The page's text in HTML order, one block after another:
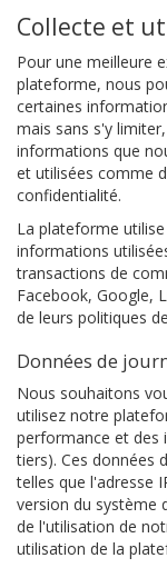
Collecte et
Pour une meilleure
plateforme, nous
certaines
mais sans s'y
informations que
et utilisées comme
confidentialité.
La plateforme
informations
transactions de
Facebook, Google,
de leurs politiques
Données de
Nous souhaitons
utilisez notre
performance et des
tiers). Ces données
telles que l'adresse
version du système
de l'utilisation de
utilisation de la